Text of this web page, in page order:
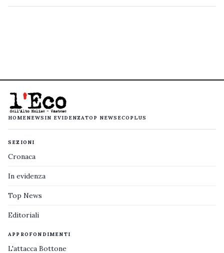
HOMENEWS IN EVIDENZATOP NEWS ECOPLUS
SEZIONI
Cronaca
In evidenza
Top News
Editoriali
APPROFONDIMENTI
L'attacca Bottone